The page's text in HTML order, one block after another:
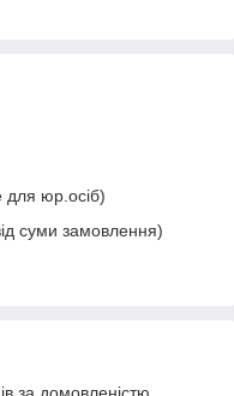
для юр.осіб)
суми замовлення)
за домовленістю